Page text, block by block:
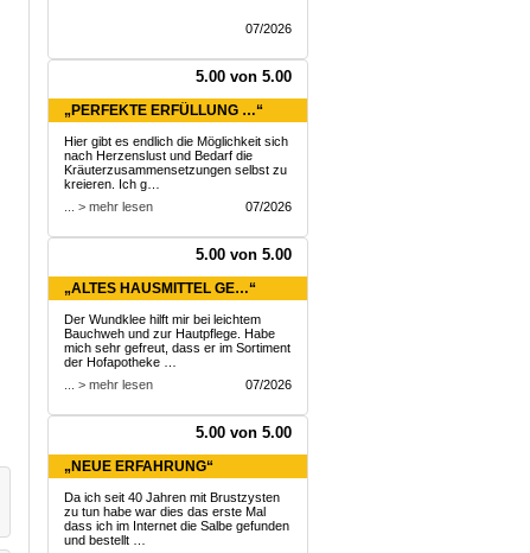
07/2026
5.00 von 5.00
„PERFEKTE ERFÜLLUNG …“
Hier gibt es endlich die Möglichkeit sich
nach Herzenslust und Bedarf die
Kräuterzusammensetzungen selbst zu
kreieren. Ich g…
... > mehr lesen
07/2026
5.00 von 5.00
„ALTES HAUSMITTEL GE…“
Der Wundklee hilft mir bei leichtem
Bauchweh und zur Hautpflege. Habe
mich sehr gefreut, dass er im Sortiment
der Hofapotheke …
... > mehr lesen
07/2026
5.00 von 5.00
„NEUE ERFAHRUNG“
Da ich seit 40 Jahren mit Brustzysten
zu tun habe war dies das erste Mal
dass ich im Internet die Salbe gefunden
und bestellt …